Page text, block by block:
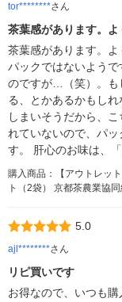
tor********さん
茶葉感があります。
茶葉感があります。
パックではないよう
のですが…（笑）。も
る、とかあるかもし
しまいそうだから、
れていないので、パ
す。 肝心のお味は、
購入商品：【アウトレッ
ト（2袋） 京都茶農業
5.0
ajl********さん
リピ買いです
お得なので、いつも